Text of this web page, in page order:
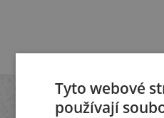
Tyto webové
používají